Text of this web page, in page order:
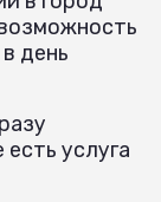
день
услуга